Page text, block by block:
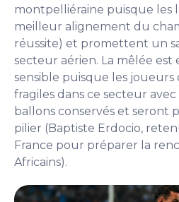
montpelliéraine puisque les
meilleur alignement du
réussite) et promettent un
secteur aérien. La mêlée est
sensible puisque les joueurs
fragiles dans ce secteur
ballons conservés et seront
pilier (Baptiste Erdocio,
France pour préparer la
Africains).